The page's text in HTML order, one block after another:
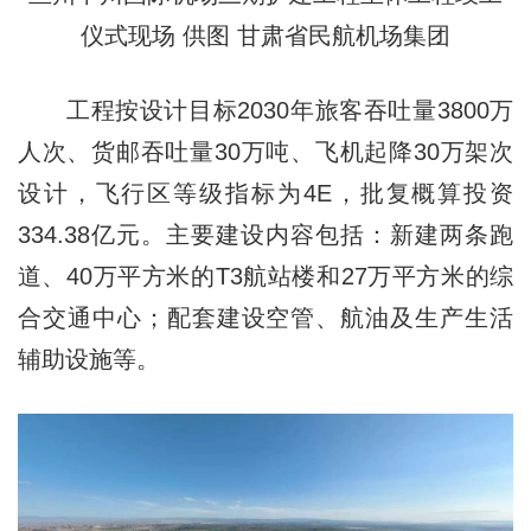
仪式现场 供图 甘肃省民航机场集团
工程按设计目标2030年旅客吞吐量3800万
人次、货邮吞吐量30万吨、飞机起降30万架次
设计，飞行区等级指标为4E，批复概算投资
334.38亿元。主要建设内容包括：新建两条跑
道、40万平方米的T3航站楼和27万平方米的综
合交通中心；配套建设空管、航油及生产生活
辅助设施等。